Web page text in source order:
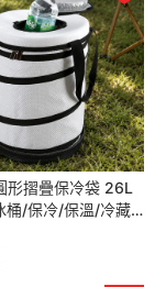
形摺疊保冷袋 26L
桶/保冷/保溫/冷藏
箱/保鮮